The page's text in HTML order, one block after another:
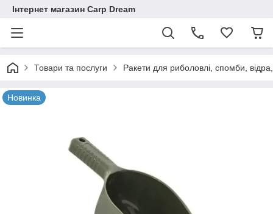
Інтернет магазин Carp Dream
Товари та послуги Ракети для риболовлі, спомби,
Новинка